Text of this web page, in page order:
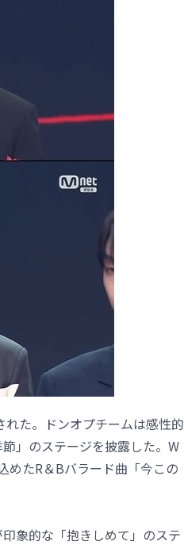
た。ドンオプチームは感性的
」のステージを披露した。W
めたR＆Bバラード曲「今この
象的な「抱きしめて」のステ